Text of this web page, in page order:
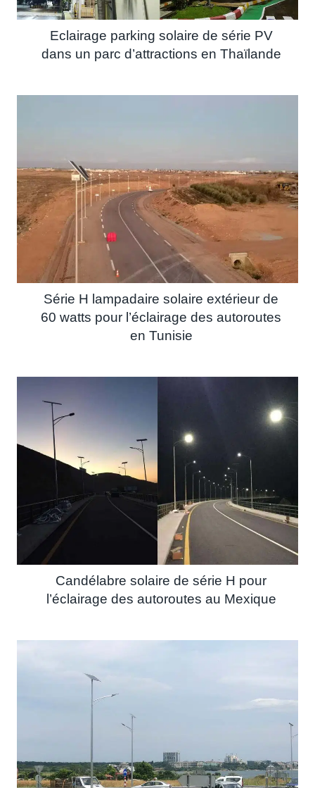
Eclairage parking solaire de série PV
dans un parc d’attractions en Thaïlande
Série H lampadaire solaire extérieur de
60 watts pour l’éclairage des autoroutes
en Tunisie
Candélabre solaire de série H pour
l’éclairage des autoroutes au Mexique